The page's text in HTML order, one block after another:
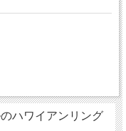
ハワイアンリング